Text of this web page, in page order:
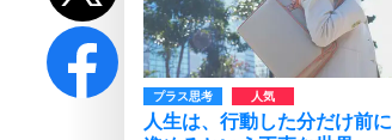
プラス思考
人生は、行動した分だけ前に